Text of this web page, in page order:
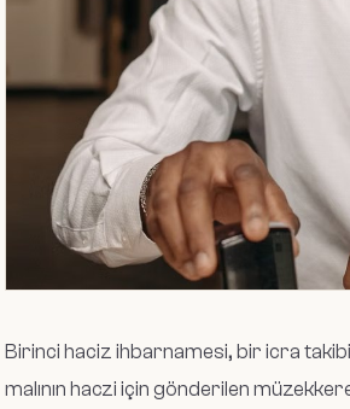
Birinci haciz ihbarnamesi, bir icra
malının haczi için gönderilen